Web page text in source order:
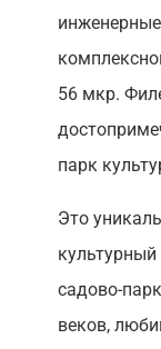
56 мкр.
парк
Это
садово-
веков,